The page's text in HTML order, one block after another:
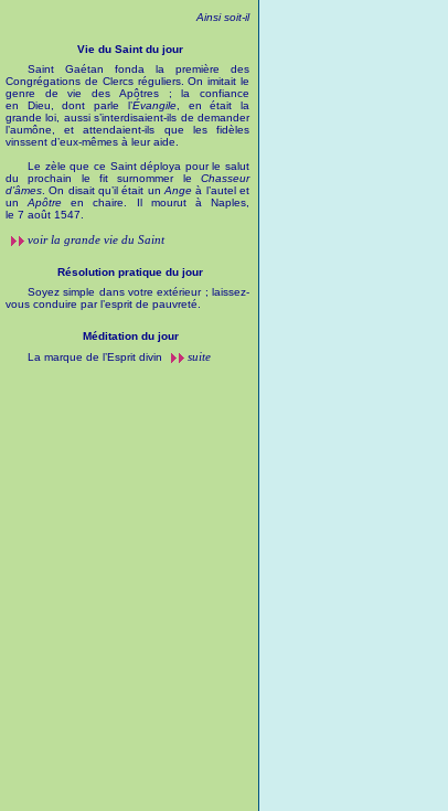
Ainsi soit-il
Vie du Saint du jour
Saint Gaétan fonda la première des
Congrégations de Clercs réguliers. On imitait le
genre de vie des Apôtres ; la confiance
en Dieu, dont parle l’Évangile, en était la
grande loi, aussi s’interdisaient-ils de demander
l’aumône, et attendaient-ils que les fidèles
vinssent d’eux-mêmes à leur aide.
Le zèle que ce Saint déploya pour le salut
du prochain le fit surnommer le Chasseur
d’âmes. On disait qu’il était unAnge à l’autel et
unApôtre en chaire. Il mourut à Naples,
le 7 août 1547.
voir la grande vie du Saint
Résolution pratique du jour
Soyez simple dans votre extérieur ; laissez-
vous conduire par l’esprit de pauvreté.
Méditation du jour
La marque de l’Esprit divin
suite